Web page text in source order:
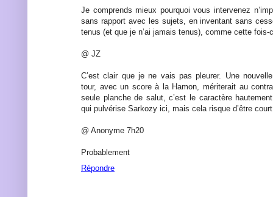
Je comprends mieux pourquoi vous intervenez
sans rapport avec les sujets, en inventant sans
tenus (et que je n’ai jamais tenus), comme cette fois-
@ JZ
C’est clair que je ne vais pas pleurer. Une
tour, avec un score à la Hamon, mériterait au
seule planche de salut, c’est le caractère
qui pulvérise Sarkozy ici, mais cela risque d’être
@ Anonyme 7h20
Probablement
Répondre